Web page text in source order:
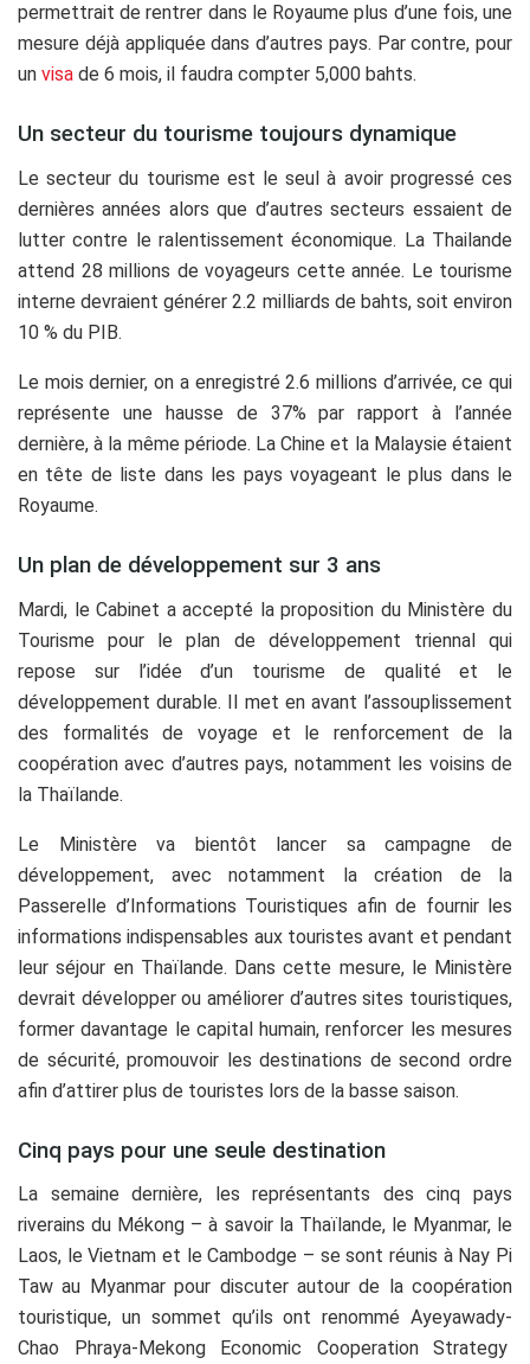
permettrait de rentrer dans le Royaume plus d’une fois, une
mesure déjà appliquée dans d’autres pays. Par contre, pour
un visa de 6 mois, il faudra compter 5,000 bahts.
Un secteur du tourisme toujours dynamique
Le secteur du tourisme est le seul à avoir progressé ces
dernières années alors que d’autres secteurs essaient de
lutter contre le ralentissement économique. La Thailande
attend 28 millions de voyageurs cette année. Le tourisme
interne devraient générer 2.2 milliards de bahts, soit environ
10 % du PIB.
Le mois dernier, on a enregistré 2.6 millions d’arrivée, ce qui
représente une hausse de 37% par rapport à l’année
dernière, à la même période. La Chine et la Malaysie étaient
en tête de liste dans les pays voyageant le plus dans le
Royaume.
Un plan de développement sur 3 ans
Mardi, le Cabinet a accepté la proposition du Ministère du
Tourisme pour le plan de développement triennal qui
repose sur l’idée d’un tourisme de qualité et le
développement durable. Il met en avant l’assouplissement
des formalités de voyage et le renforcement de la
coopération avec d’autres pays, notamment les voisins de
la Thaïlande.
Le Ministère va bientôt lancer sa campagne de
développement, avec notamment la création de la
Passerelle d’Informations Touristiques afin de fournir les
informations indispensables aux touristes avant et pendant
leur séjour en Thaïlande. Dans cette mesure, le Ministère
devrait développer ou améliorer d’autres sites touristiques,
former davantage le capital humain, renforcer les mesures
de sécurité, promouvoir les destinations de second ordre
afin d’attirer plus de touristes lors de la basse saison.
Cinq pays pour une seule destination
La semaine dernière, les représentants des cinq pays
riverains du Mékong – à savoir la Thaïlande, le Myanmar, le
Laos, le Vietnam et le Cambodge – se sont réunis à Nay Pi
Taw au Myanmar pour discuter autour de la coopération
touristique, un sommet qu’ils ont renommé Ayeyawady-
Chao Phraya-Mekong Economic Cooperation Strategy